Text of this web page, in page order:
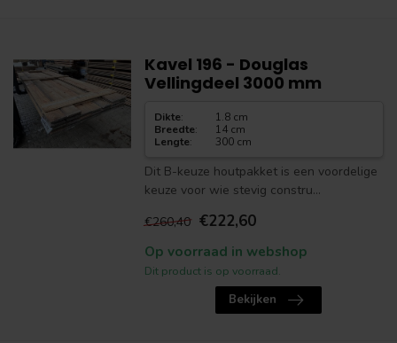
Kavel 196 - Douglas
Vellingdeel 3000 mm
Dikte:
1.8 cm
Breedte:
14 cm
Lengte: 300 cm
Dit B-keuze houtpakket is een voordelige
keuze voor wie stevig constru...
€260,40 €222,60
Op voorraad in webshop
Dit product is op voorraad.
Bekijken